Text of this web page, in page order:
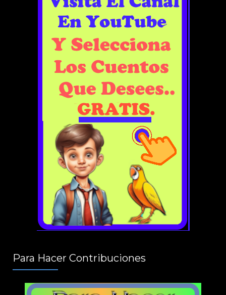
Para Hacer Contribuciones